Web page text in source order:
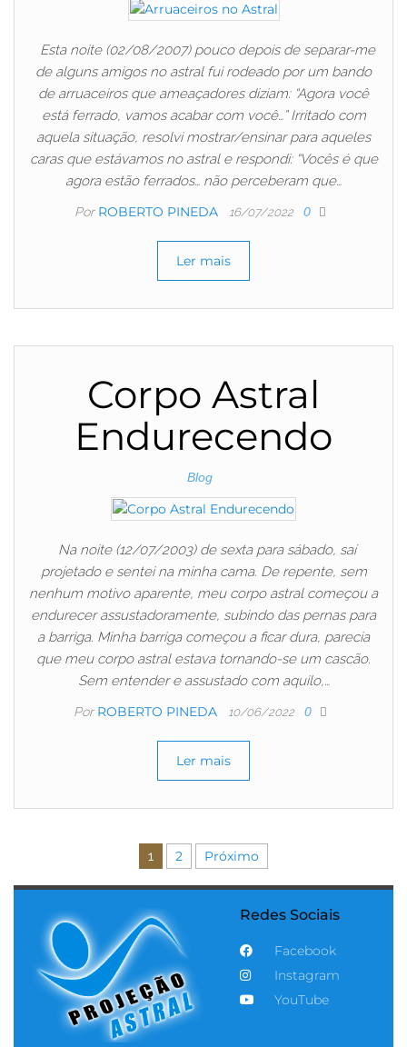
Esta noite (02/08/2007) pouco depois de separar-me
de alguns amigos no astral fui rodeado por um bando
de arruaceiros que ameaçadores diziam: “Agora você
está ferrado, vamos acabar com você…” Irritado com
aquela situação, resolvi mostrar/ensinar para aqueles
caras que estávamos no astral e respondi: “Vocês é que
agora estão ferrados… não perceberam que…
Por ROBERTO PINEDA 16/07/2022 0
Ler mais
Corpo Astral
Endurecendo
Blog
Na noite (12/07/2003) de sexta para sábado, saí
projetado e sentei na minha cama. De repente, sem
nenhum motivo aparente, meu corpo astral começou a
endurecer assustadoramente, subindo das pernas para
a barriga. Minha barriga começou a ficar dura, parecia
que meu corpo astral estava tornando-se um cascão.
Sem entender e assustado com aquilo,…
Por ROBERTO PINEDA 10/06/2022 0
Ler mais
1 2 Próximo
Redes Sociais
Facebook
Instagram
YouTube